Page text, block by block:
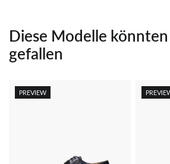
Diese Modelle
gefallen
PREVIEW